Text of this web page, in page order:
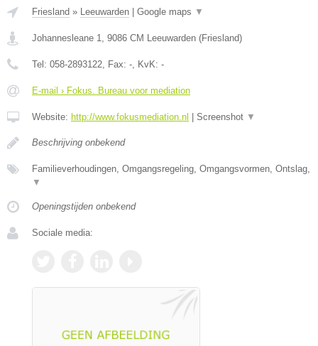
Friesland » Leeuwarden | Google maps ▼
Johannesleane 1 9086 CM Leeuwarden (Friesland)
Tel: 058-2893122 , Fax: - , KvK: -
E-mail › Fokus. Bureau voor mediation
Website: http://www.fokusmediation.nl | Screenshot ▼
Beschrijving onbekend
Familieverhoudingen, Omgangsregeling, Omgangsvormen, Ontslag,
▼
Openingstijden onbekend
Sociale media: